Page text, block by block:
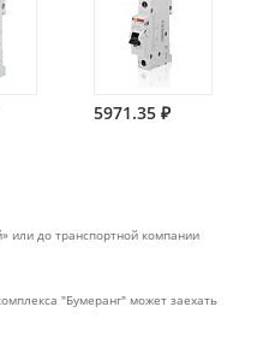
5971.35 ₽
или до транспортной компании
"Бумеранг" может заехать